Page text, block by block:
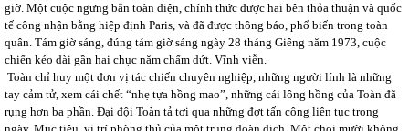
giờ. Một cuộc ngưng bắn toàn diện, chính thức được hai bên thỏa thuận và quốc
tế công nhận bằng hiệp định Paris, và đã được thông báo, phổ biến trong toàn
quân. Tám giờ sáng, đúng tám giờ sáng ngày 28 tháng Giêng năm 1973, cuộc
chiến kéo dài gần hai chục năm chấm dứt. Vĩnh viễn.
Toàn chỉ huy một đơn vị tác chiến chuyên nghiệp, những người lính là những
tay cảm tử, xem cái chết “nhẹ tựa hồng mao”, những cái lông hồng của Toàn đã
rụng hơn ba phần. Đại đội Toàn tả tơi qua những đợt tấn công liên tục trong